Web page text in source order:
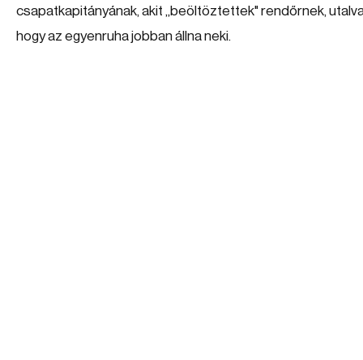
csapatkapitányának, akit „beöltöztettek" rendőrnek,
hogy az egyenruha jobban állna neki.